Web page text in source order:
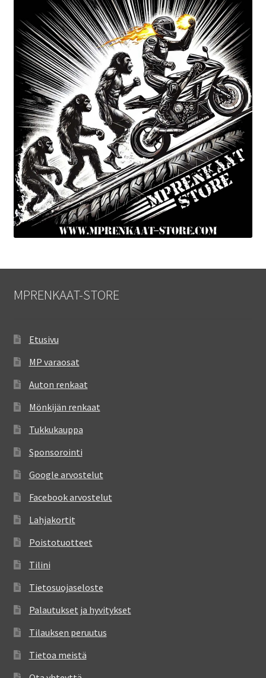
MPRENKAAT-STORE
Etusivu
MP varaosat
Auton renkaat
Mönkijän renkaat
Tukkukauppa
Sponsorointi
Google arvostelut
Facebook arvostelut
Lahjakortit
Poistotuotteet
Tilini
Tietosuojaseloste
Palautukset ja hyvitykset
Tilauksen peruutus
Tietoa meistä